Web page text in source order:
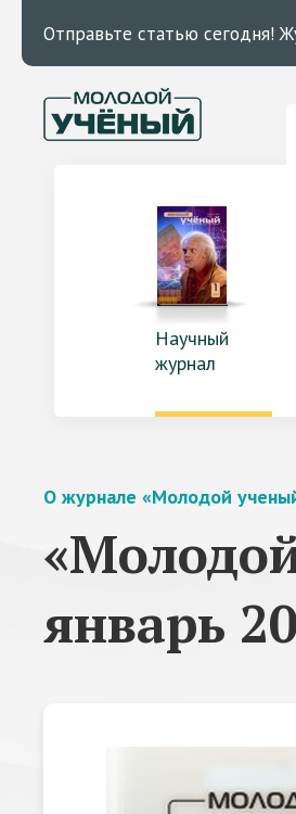
Отправьте статью сегодня!
Научный
журнал
О журнале «Молодой
январь